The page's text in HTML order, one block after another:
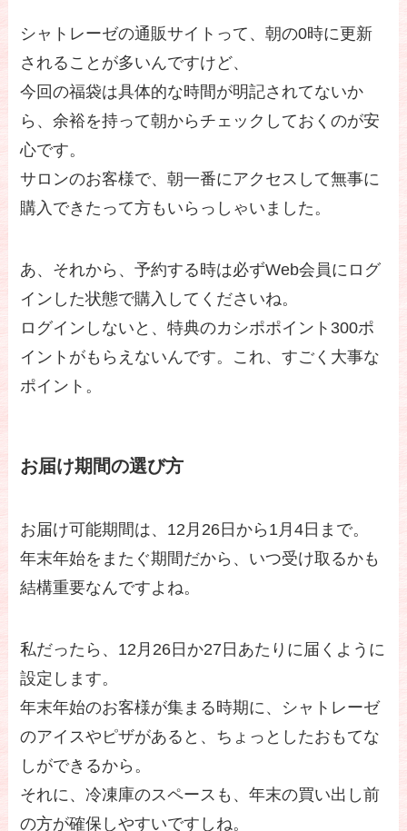
シャトレーゼの通販サイトって、朝の0時に更新
されることが多いんですけど、
今回の福袋は具体的な時間が明記されてないか
ら、余裕を持って朝からチェックしておくのが安
心です。
サロンのお客様で、朝一番にアクセスして無事に
購入できたって方もいらっしゃいました。
あ、それから、予約する時は必ずWeb会員にログ
インした状態で購入してくださいね。
ログインしないと、特典のカシポポイント300ポ
イントがもらえないんです。これ、すごく大事な
ポイント。
お届け期間の選び方
お届け可能期間は、12月26日から1月4日まで。
年末年始をまたぐ期間だから、いつ受け取るかも
結構重要なんですよね。
私だったら、12月26日か27日あたりに届くように
設定します。
年末年始のお客様が集まる時期に、シャトレーゼ
のアイスやピザがあると、ちょっとしたおもてな
しができるから。
それに、冷凍庫のスペースも、年末の買い出し前
の方が確保しやすいですしね。